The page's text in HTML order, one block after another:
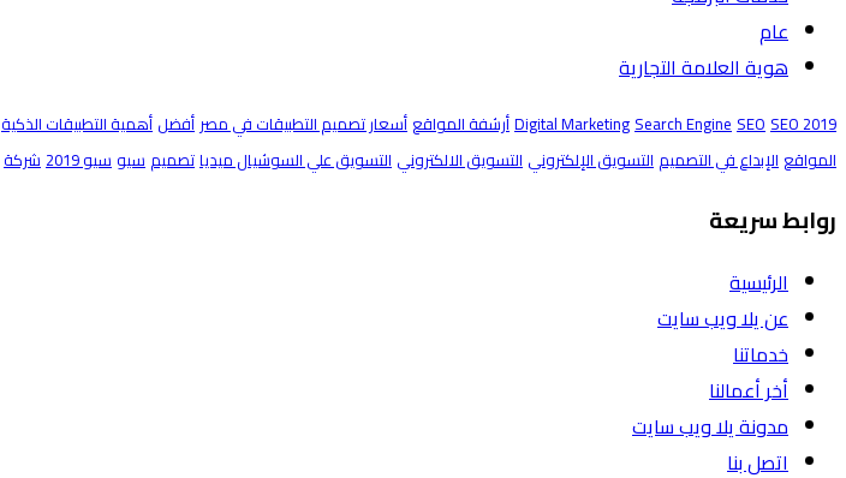
عام
هوية العلامة التجارية
Digital MarketingSearch EngineSEOSEO 2019 أرشفة المواقع أسعار تصميم التطبيقات في مصر أفضل أهمية التطبيقات الذكية
المواقع الإبداع في التصميم التسويق الإلكتروني التسويق الالكتروني التسويق علي السوشيال ميدياتصميم سيو سيو 2019 شركة
روابط سريعة
الرئيسية
عن يلا ويب سايت
خدماتنا
أخر أعمالنا
مدونة يلا ويب سايت
اتصل بنا